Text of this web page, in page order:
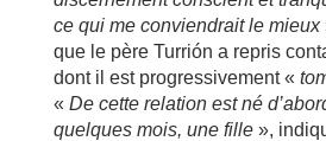
ce qui me conviendrait le mieux
que le père Turrión a repris
dont il est progressivement «
« De cette relation est né
quelques mois, une fille »,